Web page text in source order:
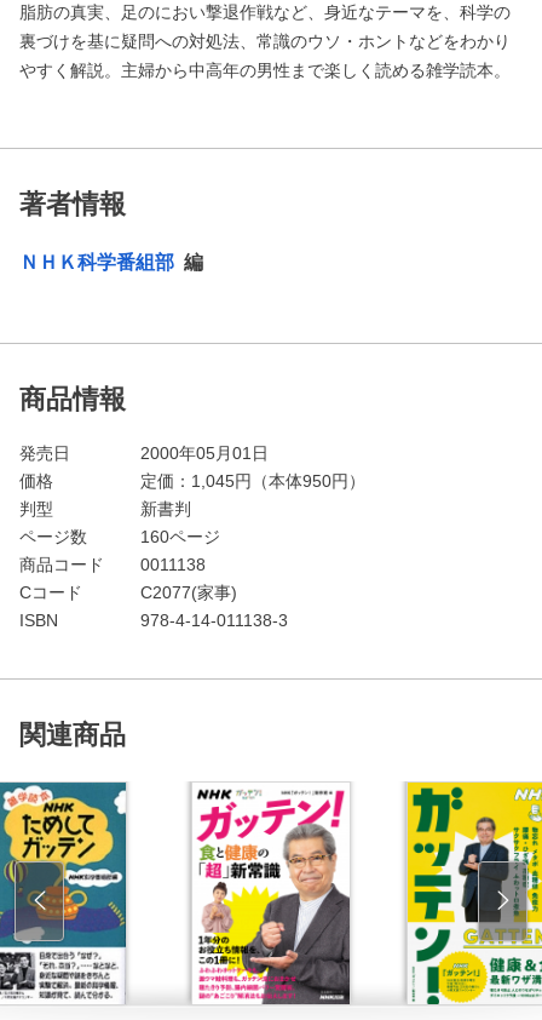
脂肪の真実、足のにおい撃退作戦など、身近なテーマを、科学の
裏づけを基に疑問への対処法、常識のウソ・ホントなどをわかり
やすく解説。主婦から中高年の男性まで楽しく読める雑学読本。
著者情報
ＮＨＫ科学番組部 編
商品情報
発売日
2000年05月01日
価格
定価： 1,045円（本体950円）
判型
新書判
ページ数
160ページ
商品コード
0011138
Cコード
C2077(家事)
ISBN
978-4-14-011138-3
関連商品